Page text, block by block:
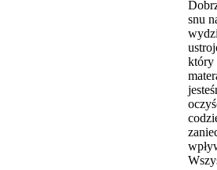
snu
który